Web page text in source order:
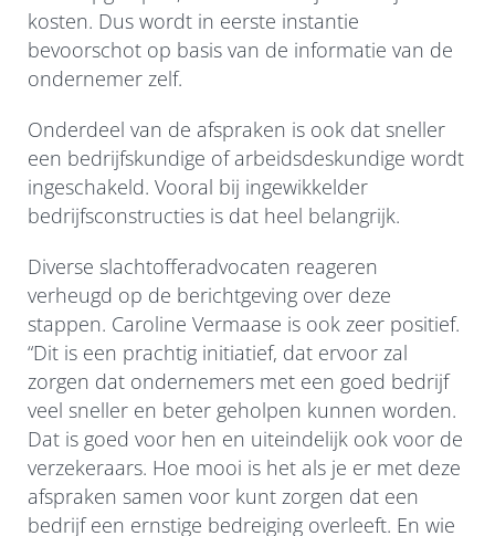
kosten. Dus wordt in eerste instantie
bevoorschot op basis van de informatie van de
ondernemer zelf.
Onderdeel van de afspraken is ook dat sneller
een bedrijfskundige of arbeidsdeskundige wordt
ingeschakeld. Vooral bij ingewikkelder
bedrijfsconstructies is dat heel belangrijk.
Diverse slachtofferadvocaten reageren
verheugd op de berichtgeving over deze
stappen. Caroline Vermaase is ook zeer positief.
“Dit is een prachtig initiatief, dat ervoor zal
zorgen dat ondernemers met een goed bedrijf
veel sneller en beter geholpen kunnen worden.
Dat is goed voor hen en uiteindelijk ook voor de
verzekeraars. Hoe mooi is het als je er met deze
afspraken samen voor kunt zorgen dat een
bedrijf een ernstige bedreiging overleeft. En wie